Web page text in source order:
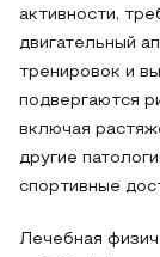
активности,
двигательный
тренировок и
подвергаются
включая
другие
спортивные
Лечебная